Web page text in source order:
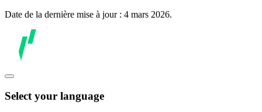
Date de la dernière mise à jour : 4 mars 2026.
Select your language